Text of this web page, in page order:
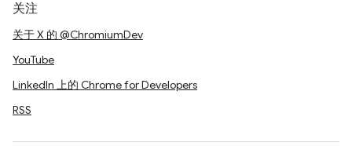
关注
关于 X 的 @ChromiumDev
YouTube
LinkedIn 上的 Chrome for Developers
RSS